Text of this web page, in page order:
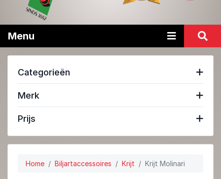
Menu
Categorieën
Merk
Prijs
Home Biljartaccessoires Krijt Krijt Molinari